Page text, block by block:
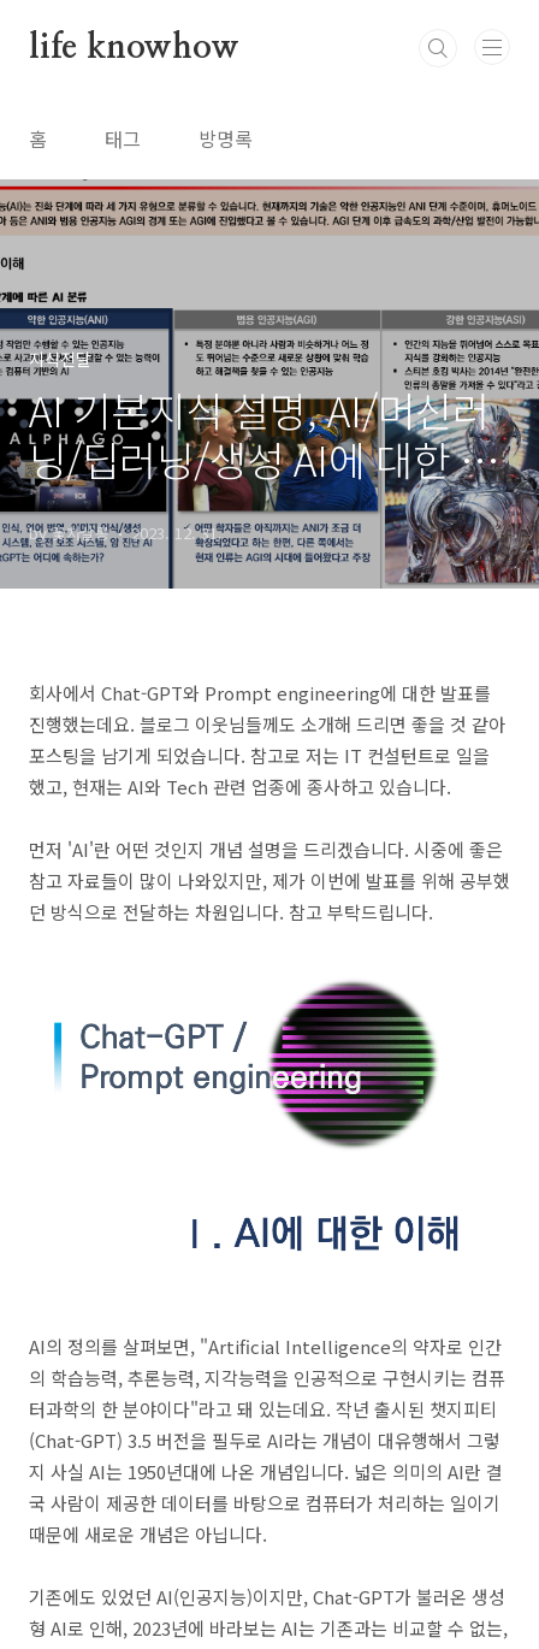
life knowhow
홈 태그 방명록
지식전달
AI 기본지식 설명, AI/머신러
닝/딥러닝/생성 AI에 대한 이
해(Understanding AI)
by 꽃차살롱 2023. 12. 31.
회사에서 Chat-GPT와 Prompt engineering에 대한 발표를
진행했는데요. 블로그 이웃님들께도 소개해 드리면 좋을 것 같아
포스팅을 남기게 되었습니다. 참고로 저는 IT 컨설턴트로 일을
했고, 현재는 AI와 Tech 관련 업종에 종사하고 있습니다.
먼저 'AI'란 어떤 것인지 개념 설명을 드리겠습니다. 시중에 좋은
참고 자료들이 많이 나와있지만, 제가 이번에 발표를 위해 공부했
던 방식으로 전달하는 차원입니다. 참고 부탁드립니다.
AI의 정의를 살펴보면, "Artificial Intelligence의 약자로 인간
의 학습능력, 추론능력, 지각능력을 인공적으로 구현시키는 컴퓨
터과학의 한 분야이다"라고 돼 있는데요. 작년 출시된 챗지피티
(Chat-GPT) 3.5 버전을 필두로 AI라는 개념이 대유행해서 그렇
지 사실 AI는 1950년대에 나온 개념입니다. 넓은 의미의 AI란 결
국 사람이 제공한 데이터를 바탕으로 컴퓨터가 처리하는 일이기
때문에 새로운 개념은 아닙니다.
기존에도 있었던 AI(인공지능)이지만, Chat-GPT가 불러온 생성
형 AI로 인해, 2023년에 바라보는 AI는 기존과는 비교할 수 없는,